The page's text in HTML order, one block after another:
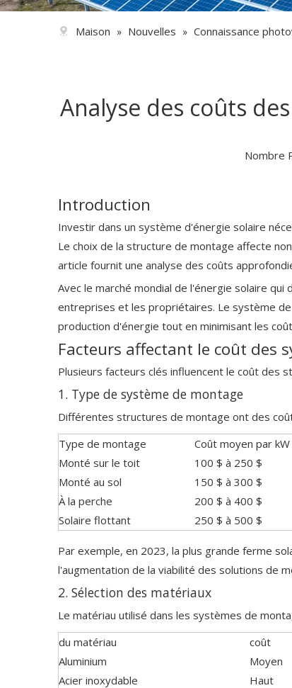
Maison » Nouvelles » Connaissance
Analyse des coûts
Nombre
Introduction
Investir dans un système d'énergie solaire
Le choix de la structure de montage affecte
article fournit une analyse des coûts
Avec le marché mondial de l'énergie solaire
entreprises et les propriétaires. Le système
production d'énergie tout en minimisant les
Facteurs affectant le coût des
Plusieurs facteurs clés influencent le coût des
1. Type de système de montage
Différentes structures de montage ont des
Type de montage
Coût moyen par kW
Monté sur le toit
100 $ à 250 $
Monté au sol
150 $ à 300 $
À la perche
200 $ à 400 $
Solaire flottant
250 $ à 500 $
Par exemple, en 2023, la plus grande ferme
l'augmentation de la viabilité des solutions de
2. Sélection des matériaux
Le matériau utilisé dans les systèmes de
du matériau
coût
Aluminium
Moyen
Acier inoxydable
Haut